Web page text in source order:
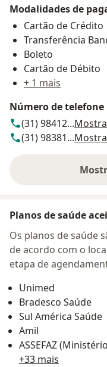
Modalidades de
Cartão de Crédito
Transferência
Boleto
Cartão de Débito
+ 1 mais
Número de telefone
(31) 98412...
(31) 98381...
Planos de saúde
Os planos de saúde
de acordo com o
etapa de
Unimed
Bradesco Saúde
Sul América Saúde
Amil
ASSEFAZ
+33 mais